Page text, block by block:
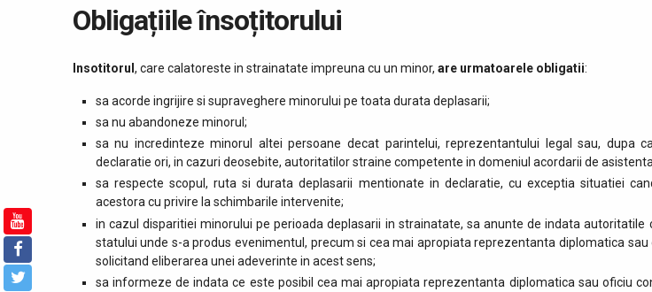
Obligațiile însoțitorului
Insotitorul , care calatoreste in strainatate impreuna cu un minor, are urmatoarele obligatii:
sa acorde ingrijire si supraveghere minorului pe toata durata deplasarii;
sa nu abandoneze minorul;
sa nu incredinteze minorul altei persoane decat parintelui, reprezentantului legal sau, dupa
declaratie ori, in cazuri deosebite, autoritatilor straine competente in domeniul acordarii de
sa respecte scopul, ruta si durata deplasarii mentionate in declaratie, cu exceptia situatiei
acestora cu privire la schimbarile intervenite;
in cazul disparitiei minorului pe perioada deplasarii in strainatate, sa anunte de indata
statului unde s-a produs evenimentul, precum si cea mai apropiata reprezentanta diplomatica sau
solicitand eliberarea unei adeverinte in acest sens;
sa informeze de indata ce este posibil cea mai apropiata reprezentanta diplomatica sau oficiu